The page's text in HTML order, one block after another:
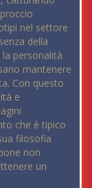
nel settore
della
personalità
mantenere
Con questo
e
che è tipico
filosofia
non
un